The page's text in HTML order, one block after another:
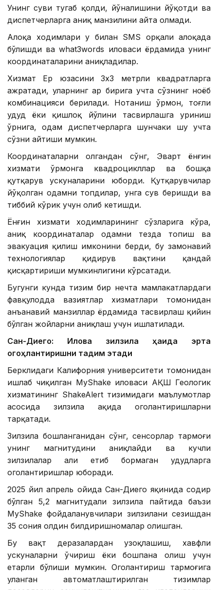
Унинг суви тугаб қолди, йўналишини йўқотди ва
диспетчерларга аниқ манзилини айта олмади.
Алоқа ходимлари у билан SМS орқали алоқада
бўлишди ва what3words иловаси ёрдамида унинг
координаталарини аниқладилар.
Хизмат Ер юзасини 3х3 метрли квадратларга
ажратади, уларнинг ҳар бирига учта сўзнинг ноёб
комбинацияси берилади. Нотаниш ўрмон, тоғли
ҳудуд ёки қишлоқ йўлини тасвирлашга уриниш
ўрнига, одам диспетчерларга шунчаки шу учта
сўзни айтиши мумкин.
Координаталарни олгандан сўнг, Эварт ёнғин
хизмати ўрмонга квадроцикллар ва бошқа
қутқарув ускуналарини юборди. Қутқарувчилар
йўқолган одамни топдилар, унга сув беришди ва
тиббий кўрик учун олиб кетишди.
Ёнғин хизмати ходимларининг сўзларига кўра,
аниқ координаталар одамни тезда топиш ва
эвакуация қилиш имконини берди, бу замонавий
технологиялар қидирув вақтини қандай
қисқартириши мумкинлигини кўрсатади.
Бугунги кунда тизим бир нечта мамлакатлардаги
фавқулодда вазиятлар хизматлари томонидан
анъанавий манзиллар ёрдамида тасвирлаш қийин
бўлган жойларни аниқлаш учун ишлатилади.
Сан-Диего: Илова зилзила ҳақида эрта
огоҳлантиришни тақдим этади
Берклидаги Калифорния университети томонидан
ишлаб чиқилган MyShake иловаси АҚШ Геологик
хизматининг ShakeAlert тизимидаги маълумотлар
асосида зилзила ҳақида огоҳлантиришларни
тарқатади.
Зилзила бошланганидан сўнг, сенсорлар тармоғи
унинг магнитудини аниқлайди ва кучли
зилзилалар ҳали етиб бормаган ҳудудларга
огоҳлантиришлар юборади.
2025 йил апрель ойида Сан-Диего яқинида содир
бўлган 5,2 магнитудали зилзила пайтида баъзи
MyShake фойдаланувчилари зилзилани сезишдан
35 сония олдин билдиришномалар олишган.
Бу вақт деразалардан узоқлашиш, хавфли
ускуналарни ўчириш ёки бошпана олиш учун
етарли бўлиши мумкин. Огоҳлантириш тармоғига
уланган автоматлаштирилган тизимлар